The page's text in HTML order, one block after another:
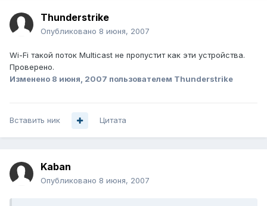
Thunderstrike
Опубликовано 8 июня, 2007
Wi-Fi такой поток Multicast не пропустит как эти устройства.
Проверено.
Изменено 8 июня, 2007 пользователем Thunderstrike
Вставить ник Цитата
Kaban
Опубликовано 8 июня, 2007